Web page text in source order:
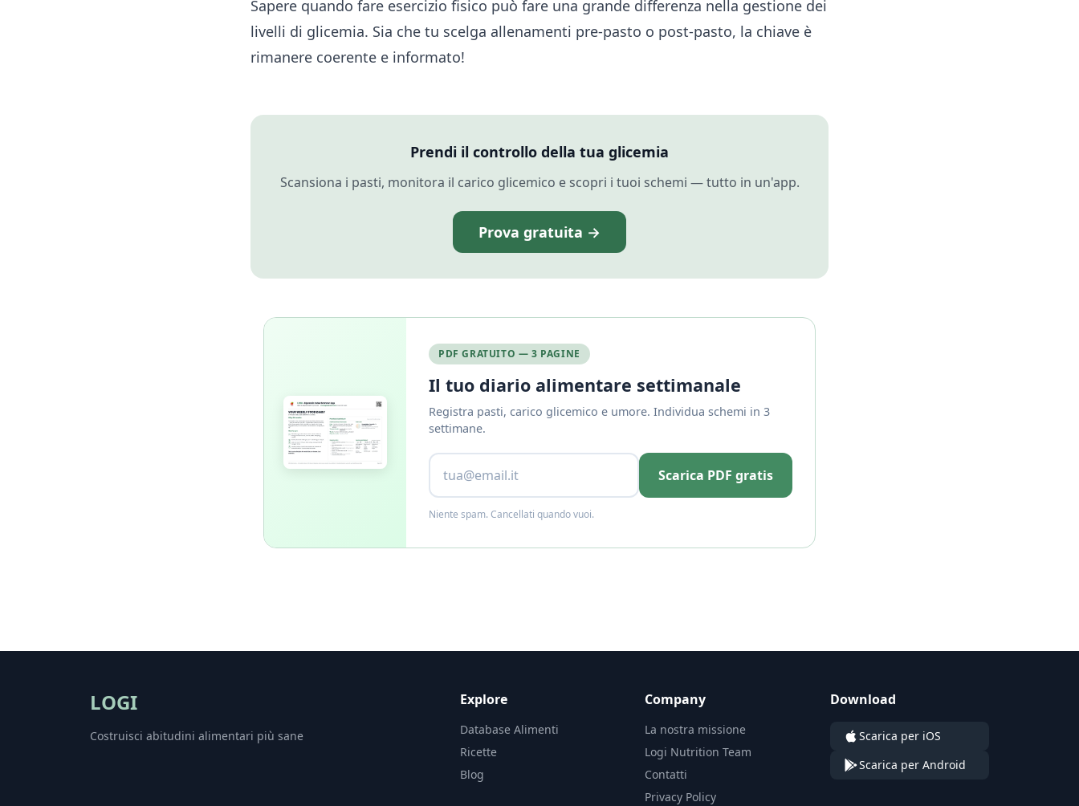
Sapere quando fare esercizio fisico può fare una grande differenza nella gestione dei
livelli di glicemia. Sia che tu scelga allenamenti pre-pasto o post-pasto, la chiave è
rimanere coerente e informato!
Prendi il controllo della tua glicemia
Scansiona i pasti, monitora il carico glicemico e scopri i tuoi schemi — tutto in un'app.
Prova gratuita →
PDF GRATUITO — 3 PAGINE
Il tuo diario alimentare settimanale
Registra pasti, carico glicemico e umore. Individua schemi in 3
settimane.
Scarica PDF gratis
Niente spam. Cancellati quando vuoi.
LOGI
Costruisci abitudini alimentari più sane
Explore
Database Alimenti
Ricette
Blog
Company
La nostra missione
Logi Nutrition Team
Contatti
Privacy Policy
Download
Scarica per iOS
Scarica per Android